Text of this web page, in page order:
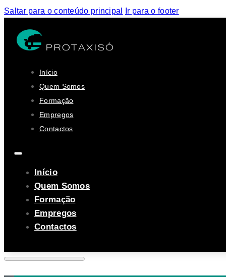
Saltar para o conteúdo principal Ir para o footer
Início
Quem Somos
Formação
Empregos
Contactos
Início
Quem Somos
Formação
Empregos
Contactos